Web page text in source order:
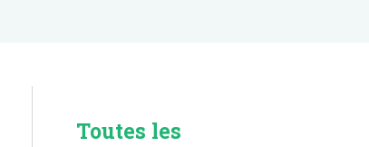
Toutes les